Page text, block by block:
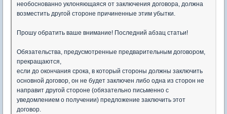
необоснованно уклоняющаяся от заключения договора, должна
возместить другой стороне причиненные этим убытки.
Прошу обратить ваше внимание! Последний абзац статьи!
Обязательства, предусмотренные предварительным договором,
прекращаются,
если до окончания срока, в который стороны должны заключить
основной договор, он не будет заключен либо одна из сторон не
направит другой стороне (обязательно письменно с
уведомлением о получении) предложение заключить этот
договор.